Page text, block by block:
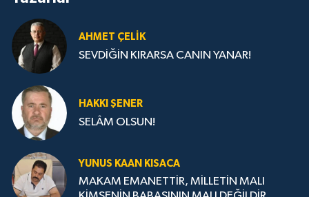
AHMET ÇELIK
SEVDİĞİN KIRARSA CANIN YANAR!
HAKKI ŞENER
SELÂM OLSUN!
YUNUS KAAN KISACA
MAKAM EMANETTİR, MİLLETİN MALI